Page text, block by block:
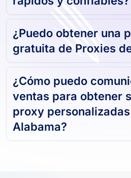
¿Puedo obtener una
gratuita de Proxies
¿Cómo puedo
ventas para obtener
proxy
Alabama?